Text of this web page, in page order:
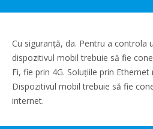
Cu siguranță, da. Pentru a controla
dispozitivul mobil trebuie să fie
Fi, fie prin 4G. Soluțiile prin
Dispozitivul mobil trebuie să fie
internet.